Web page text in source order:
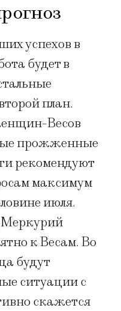
успехов в
будет в
план.
Весов
прожженные
рекомендуют
максимум
июля.
Меркурий
к Весам. Во
будут
ситуации с
скажется